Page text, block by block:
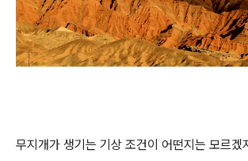
무지개가 생기는 기상 조건이 어떤지는 모르겠